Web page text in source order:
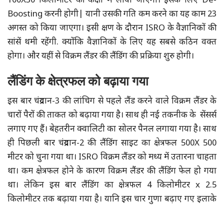
Boosting करनी होगी| यानी उसकी गति कम करने का यह काम 23
अगस्त को किया जाएगा। इसी क्षण के दौरान ISRO के वैज्ञानिकों की
सांसें थमी रहेंगी. क्योंकि वैज्ञानिकों के लिए यह सबसे कठिन वक्त
होगा। और यहीं से विक्रम लैंडर की लैंडिंग की प्रक्रिया शुरु होगी।
लैंडिंग के क्षेत्रफल को बढ़ाया गया
इस बार चंद्रयान-3 की लांचिग से पहले लैंड करने वाले विक्रम लैंडर के
चारों पैरों की ताकत को बढ़ाया गया है। साथ ही नई तकनीक के सेंसर्स
लगाए गए हैं। बेहतरीन क्वालिटी का सोलर पैनल लगाया गया है। साथ
ही पिछली बार चंद्रयान-2 की लैंडिंग साइट का क्षेत्रफल 500X 500
मीटर को चुना गया था। ISRO विक्रम लैंडर को मध्य में उतारना चाहता
था। कम क्षेत्रफल होने के कारण विक्रम लैंडर की लैंडिंग फेल हो गया
था। लेकिन इस बार लैंडिंग का क्षेत्रफल 4 किलोमीटर x 2.5
किलोमीटर तक बढ़ाया गया है। यानि इस चार गुणा बढ़ाए गए इलाके